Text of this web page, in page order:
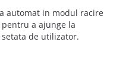
automat in modul racire
a ajunge la
de utilizator.